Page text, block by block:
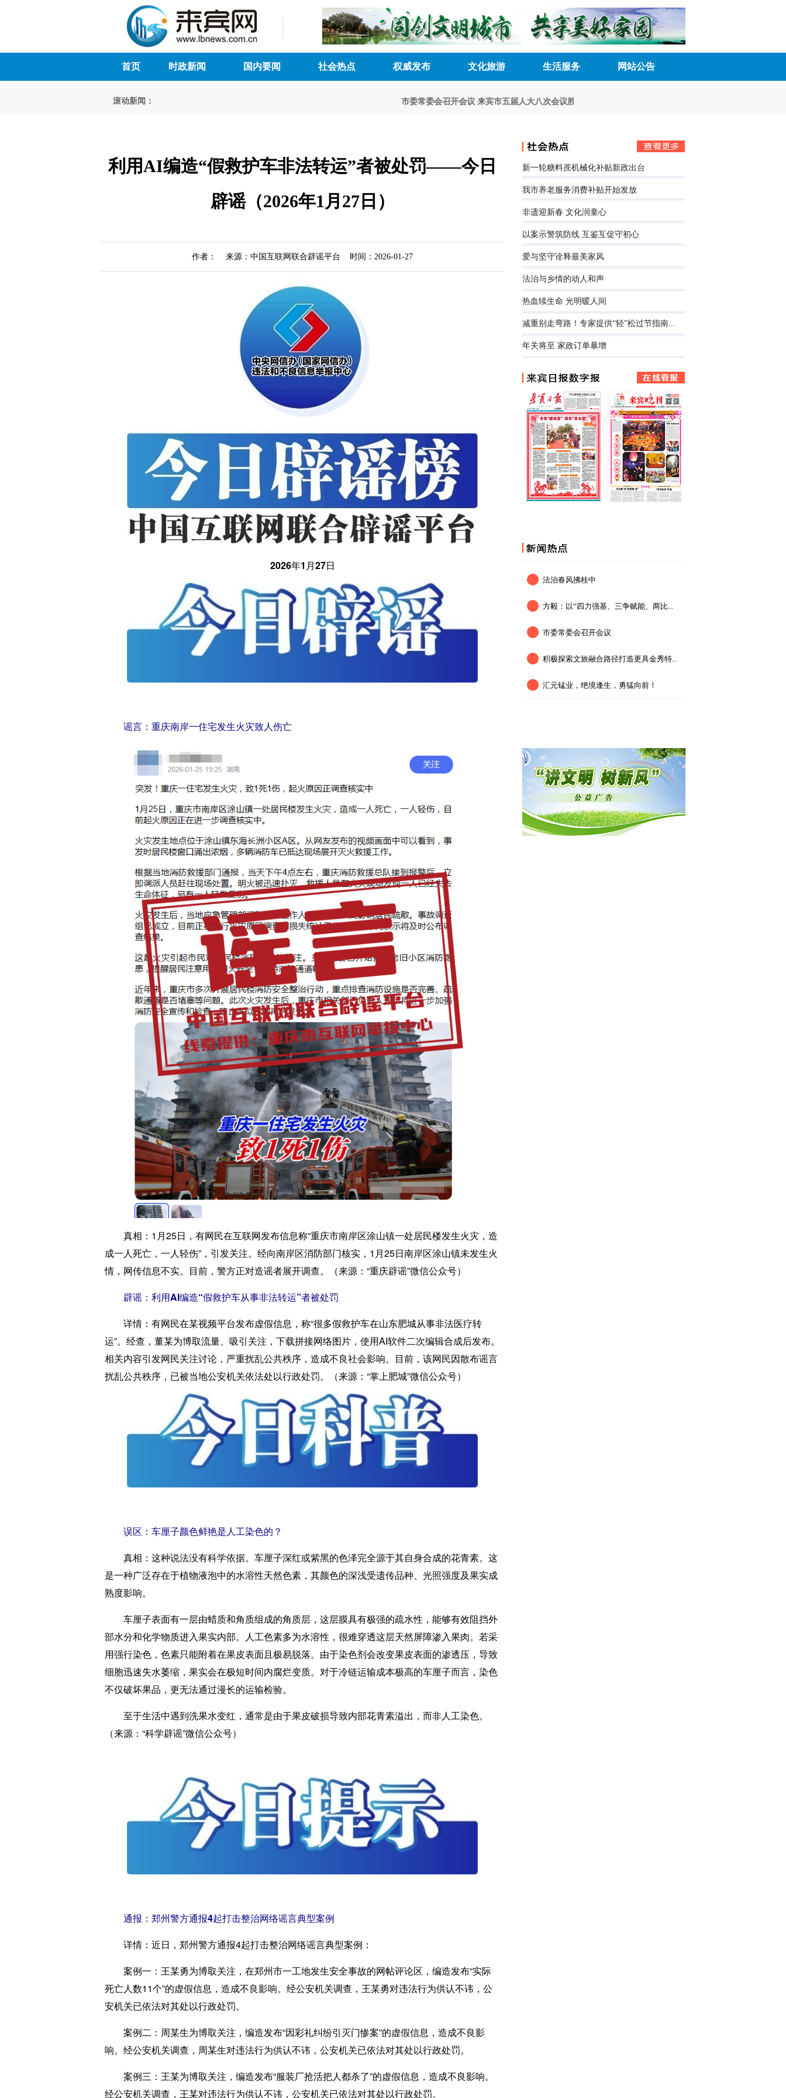
首页 时政新闻 国内要闻 社会热点 权威发布 文化旅游 生活服务 网站公告
滚动新闻： 市委常委会召开会议 来宾市五届人大八次会议胜利召开
利用AI编造“假救护车非法转运”者被处罚——今日
辟谣（2026年1月27日）
作者： 来源：中国互联网联合辟谣平台 时间：2026-01-27
2026年1月27日
谣言：重庆南岸一住宅发生火灾致人伤亡
真相： 1月25日，有网民在互联网发布信息称“重庆市南岸区涂山镇一处居民楼发生火灾，造
成一人死亡，一人轻伤”，引发关注。经向南岸区消防部门核实，1月25日南岸区涂山镇未发生火
情，网传信息不实。目前，警方正对造谣者展开调查。（来源：“重庆辟谣”微信公众号）
辟谣：利用AI编造“假救护车从事非法转运”者被处罚
详情： 有网民在某视频平台发布虚假信息，称“很多假救护车在山东肥城从事非法医疗转
运”。经查，董某为博取流量、吸引关注，下载拼接网络图片，使用AI软件二次编辑合成后发布。
相关内容引发网民关注讨论，严重扰乱公共秩序，造成不良社会影响。目前，该网民因散布谣言
扰乱公共秩序，已被当地公安机关依法处以行政处罚。（来源：“掌上肥城”微信公众号）
误区：车厘子颜色鲜艳是人工染色的？
真相： 这种说法没有科学依据。车厘子深红或紫黑的色泽完全源于其自身合成的花青素。这
是一种广泛存在于植物液泡中的水溶性天然色素，其颜色的深浅受遗传品种、光照强度及果实成
熟度影响。
车厘子表面有一层由蜡质和角质组成的角质层，这层膜具有极强的疏水性，能够有效阻挡外
部水分和化学物质进入果实内部。人工色素多为水溶性，很难穿透这层天然屏障渗入果肉。若采
用强行染色，色素只能附着在果皮表面且极易脱落。由于染色剂会改变果皮表面的渗透压，导致
细胞迅速失水萎缩，果实会在极短时间内腐烂变质。对于冷链运输成本极高的车厘子而言，染色
不仅破坏果品，更无法通过漫长的运输检验。
至于生活中遇到洗果水变红，通常是由于果皮破损导致内部花青素溢出，而非人工染色。
（来源：“科学辟谣”微信公众号）
通报：郑州警方通报4起打击整治网络谣言典型案例
详情： 近日，郑州警方通报4起打击整治网络谣言典型案例：
案例一： 王某勇为博取关注，在郑州市一工地发生安全事故的网帖评论区，编造发布“实际
死亡人数11个”的虚假信息，造成不良影响。经公安机关调查，王某勇对违法行为供认不讳，公
安机关已依法对其处以行政处罚。
案例二： 周某生为博取关注，编造发布“因彩礼纠纷引灭门惨案”的虚假信息，造成不良影
响。经公安机关调查，周某生对违法行为供认不讳，公安机关已依法对其处以行政处罚。
案例三： 王某为博取关注，编造发布“服装厂抢活把人都杀了”的虚假信息，造成不良影响。
经公安机关调查，王某对违法行为供认不讳，公安机关已依法对其处以行政处罚。
新一轮糖料蔗机械化补贴新政出台
我市养老服务消费补贴开始发放
非遗迎新春 文化润童心
以案示警筑防线 互鉴互促守初心
爱与坚守诠释最美家风
法治与乡情的动人和声
热血续生命 光明暖人间
减重别走弯路！专家提供“轻”松过节指南...
年关将至 家政订单暴增
法治春风拂桂中
方毅：以“四力强基、三争赋能、两比...
市委常委会召开会议
积极探索文旅融合路径打造更具金秀特...
汇元锰业，绝境逢生，勇猛向前！